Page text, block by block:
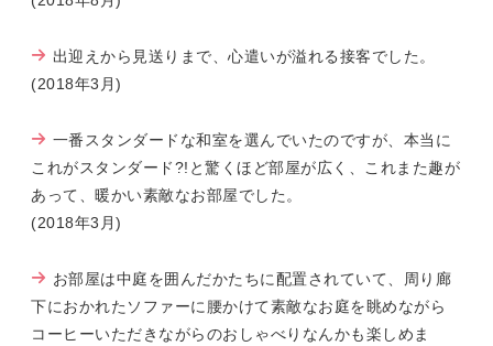
出迎えから見送りまで、心遣いが溢れる接客でした。
(2018年3月)
一番スタンダードな和室を選んでいたのですが、本当に
これがスタンダード?!と驚くほど部屋が広く、これまた趣が
あって、暖かい素敵なお部屋でした。
(2018年3月)
お部屋は中庭を囲んだかたちに配置されていて、周り廊
下におかれたソファーに腰かけて素敵なお庭を眺めながら
コーヒーいただきながらのおしゃべりなんかも楽しめま